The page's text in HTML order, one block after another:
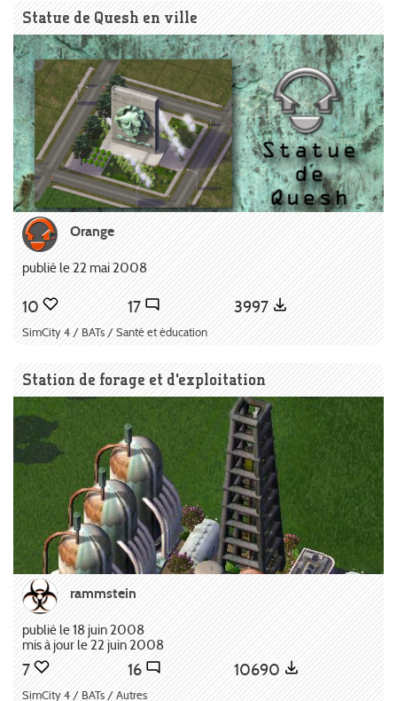
Statue de Quesh en ville
Orange
publié le 22 mai 2008
10 17 3997
SimCity 4 / BATs / Santé et éducation
Station de forage et d’exploitation
rammstein
publié le 18 juin 2008
mis à jour le 22 juin 2008
7 16 10690
SimCity 4 / BATs / Autres